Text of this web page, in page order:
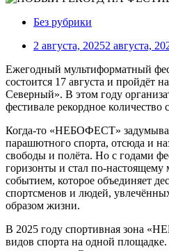
Без рубрики
2 августа, 20252 августа,
Ежегодный мультиформатный
состоится 17 августа и пройдёт
Северный». В этом году
фестивале рекордное
Когда-то «НЕБОФЕСТ»
парашютного спорта, отсюда и
свободы и полёта. Но с годами
горизонты и стал по-
событием, которое объединяет
спортсменов и людей,
образом жизни.
В 2025 году спортивная зона
видов спорта на одной